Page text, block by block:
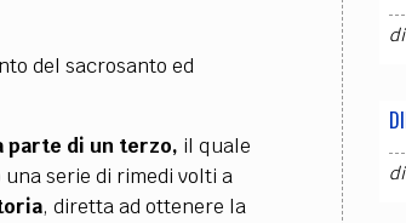
del sacrosanto ed
parte di un terzo, il quale
serie di rimedi volti a
, diretta ad ottenere la
di
di